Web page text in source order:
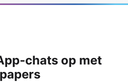
chats op met